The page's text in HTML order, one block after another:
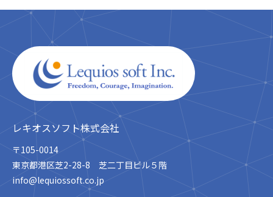
レキオスソフト株式会社
〒105-0014
東京都港区芝2-28-8 芝二丁目ビル５階
info@lequiossoft.co.jp